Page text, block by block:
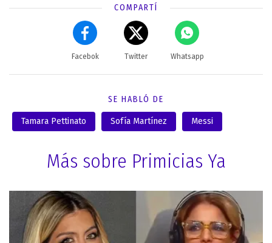
COMPARTÍ
Facebok Twitter Whatsapp
SE HABLÓ DE
Tamara Pettinato Sofía Martínez Messi
Más sobre Primicias Ya